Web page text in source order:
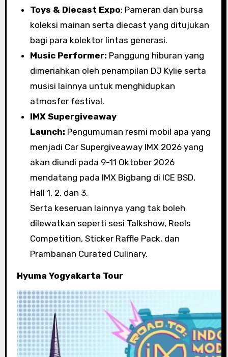
Toys & Diecast Expo: Pameran dan bursa
koleksi mainan serta diecast yang ditujukan
bagi para kolektor lintas generasi.
Music Performer: Panggung hiburan yang
dimeriahkan oleh penampilan DJ Kylie serta
musisi lainnya untuk menghidupkan
atmosfer festival.
IMX Supergiveaway
Launch: Pengumuman resmi mobil apa yang
menjadi Car Supergiveaway IMX 2026 yang
akan diundi pada 9-11 Oktober 2026
mendatang pada IMX Bigbang di ICE BSD,
Hall 1, 2, dan 3.
Serta keseruan lainnya yang tak boleh
dilewatkan seperti sesi Talkshow, Reels
Competition, Sticker Raffle Pack, dan
Prambanan Curated Culinary.
Hyuma Yogyakarta Tour